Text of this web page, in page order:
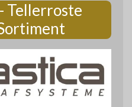
Tellerroste